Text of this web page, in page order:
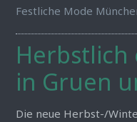
Festliche Mode
Herbstlich
in Gruen
Die neue Herbst-/